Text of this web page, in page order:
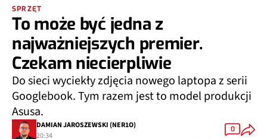
SPRZĘT
To może być jedna z
najważniejszych premier.
Czekam niecierpliwie
Do sieci wyciekły zdjęcia nowego laptopa z serii
Googlebook. Tym razem jest to model produkcji
Asusa.
DAMIAN JAROSZEWSKI (NER1O)
20:34
0